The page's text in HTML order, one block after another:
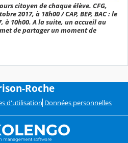
citoyen de chaque élève. CFG,
2017, à 18h00 / CAP, BEP, BAC : le
à 10h00. A la suite, un accueil au
de partager un moment de
Roche
d'utilisation Données personnelles